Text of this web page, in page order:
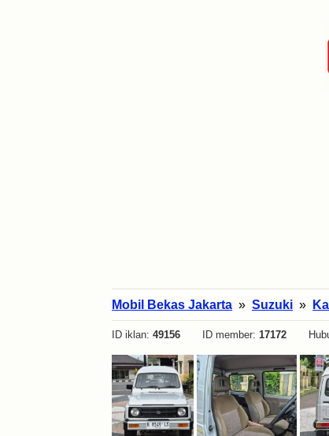
Mobil Bekas Jakarta » Suzuki »
ID iklan: 49156 ID member: 17172